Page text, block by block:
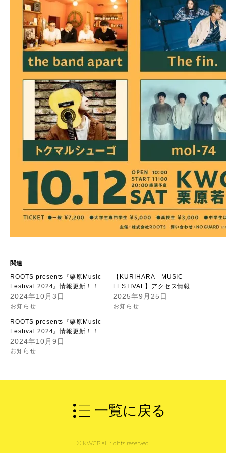
関連
ROOTS presents『栗原Music
Festival 2024』情報更新！！
2024年10月3日
お知らせ
【KURIHARA MUSIC
FESTIVAL】アクセス情報
2025年9月25日
お知らせ
ROOTS presents『栗原Music
Festival 2024』情報更新！！
2024年10月9日
お知らせ
一覧に戻る
© KWGP all rights reserved.